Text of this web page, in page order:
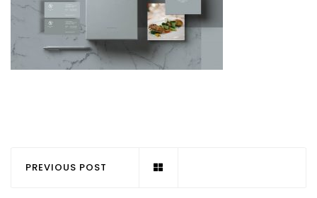
PREVIOUS POST